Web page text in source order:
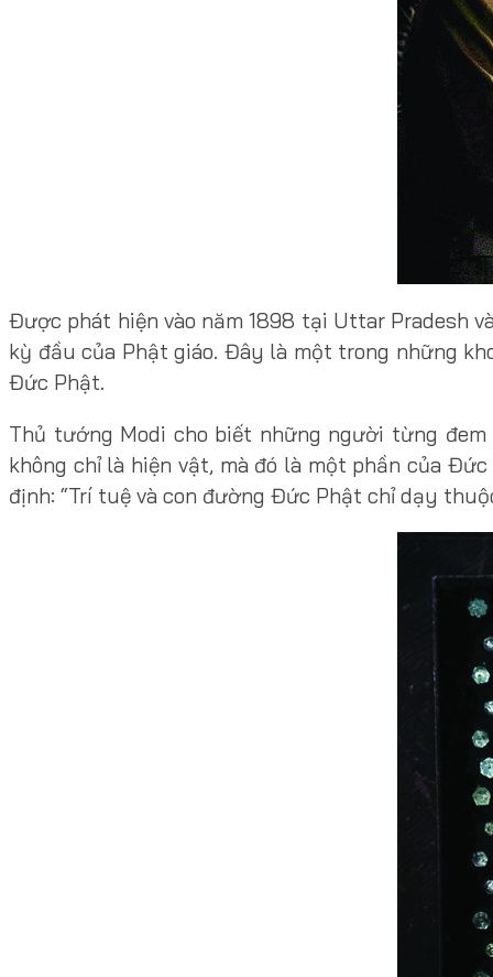
Được phát hiện vào năm 1898 tại Uttar Pradesh
kỳ đầu của Phật giáo. Đây là một trong những
Đức Phật.
Thủ tướng Modi cho biết những người từng
không chỉ là hiện vật, mà đó là một phần của
định: “Trí tuệ và con đường Đức Phật chỉ dạy